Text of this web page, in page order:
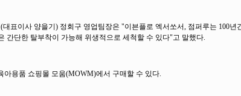
표이사 양을기) 정회구 영업팀장은 "이븐플로 엑서쏘서, 점퍼루는 100
간단한 탈부착이 가능해 위생적으로 세척할 수 있다"고 말했다.
용품 쇼핑몰 모움(MOWM)에서 구매할 수 있다.